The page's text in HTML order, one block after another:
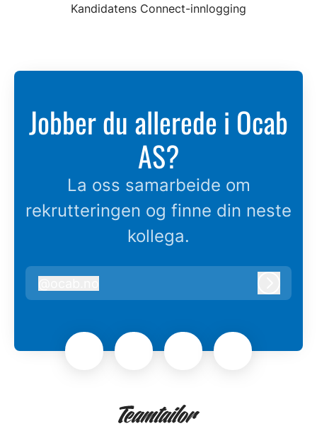
Kandidatens Connect-innlogging
Jobber du allerede i Ocab
AS?
La oss samarbeide om
rekrutteringen og finne din neste
kollega.
ocab.no